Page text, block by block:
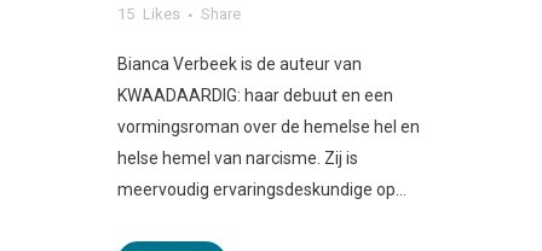
15 Likes Share
Bianca Verbeek is de auteur van
KWAADAARDIG: haar debuut en een
vormingsroman over de hemelse hel en
helse hemel van narcisme. Zij is
meervoudig ervaringsdeskundige op...